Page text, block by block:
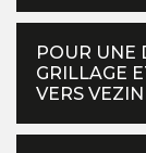
POUR UNE
GRILLAGE
VERS